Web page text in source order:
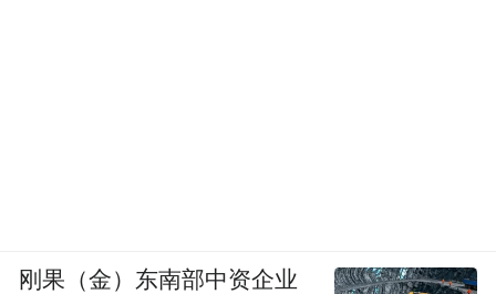
刚果（金）东南部中资企业